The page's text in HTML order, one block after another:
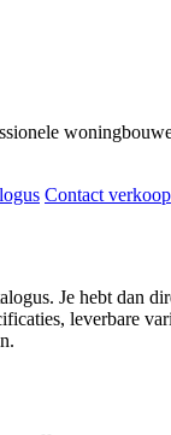
Contact verkoop
Je hebt dan
leverbare